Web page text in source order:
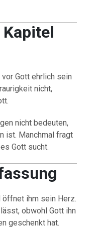
Gott ehrlich sein
nicht,
nicht bedeuten,
ist. Manchmal fragt
Gott sucht.
öffnet ihm sein Herz.
obwohl Gott ihn
geschenkt hat.